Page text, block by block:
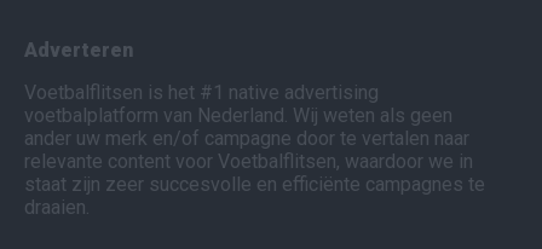
Adverteren
Voetbalflitsen is het #1 native advertising
voetbalplatform van Nederland. Wij weten als geen
ander uw merk en/of campagne door te vertalen naar
relevante content voor Voetbalflitsen, waardoor we in
staat zijn zeer succesvolle en efficiënte campagnes te
draaien.